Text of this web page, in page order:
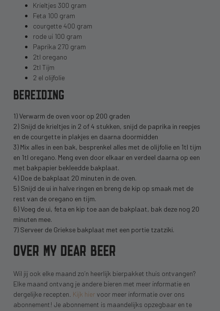
Krieltjes 300 gram
Feta 100 gram
courgette 400 gram
rode ui 100 gram
Paprika 270 gram
2tl oregano
2tl Tijm
2 el olijfolie
BEREIDING
1)Verwarm de oven voor op 200 graden
2) Snijd de krieltjes in 2 of 4 stukken, snijd de paprika in reepjes
en de courgette in plakjes en daarna doormidden
3)Mix alles in een bak, besprenkel alles met de olijfolie en 1tl tijm
en 1tl oregano. Meng even door elkaar en verdeel daarna op een
met bakpapier bekleedde bakplaat.
4)Doe de bakplaat 20 minuten in de oven.
5)Snijd de ui in halve ringen en breng de kip op smaak met de
rest van de oregano en tijm.
6)Voeg de ui, feta en kip toe aan de bakplaat, bak deze nog 20
minuten mee.
7)Serveer de Griekse bakplaat met een portie tzatziki.
OVER MY DEAR BEER
Wil jij ook elke maand zo’n heerlijk bierpakket thuis ontvangen?
Elke maand ontvang je andere bieren met meer informatie en
dergelijke recepten. Kijk hiervoor meer informatie over ons
abonnement! Je abonnement is maandelijks opzegbaar en te